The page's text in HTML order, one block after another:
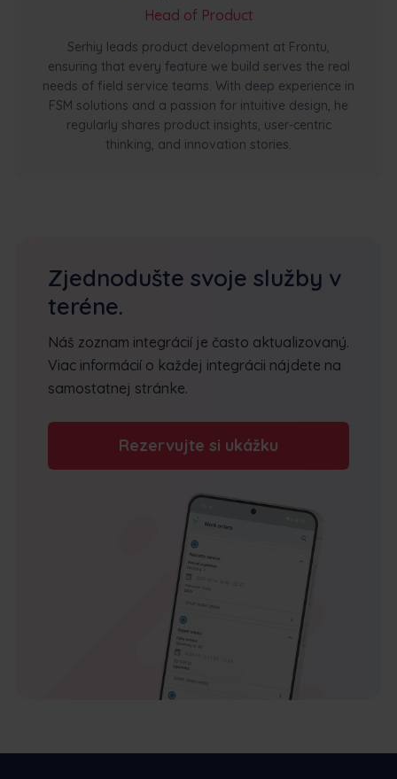
Head of Product
Serhiy leads product development at Frontu,
ensuring that every feature we build serves the real
needs of field service teams. With deep experience in
FSM solutions and a passion for intuitive design, he
regularly shares product insights, user-centric
thinking, and innovation stories.
Zjednodušte svoje služby v
teréne.
Náš zoznam integrácií je často aktualizovaný.
Viac informácií o každej integrácii nájdete na
samostatnej stránke.
Rezervujte si ukážku